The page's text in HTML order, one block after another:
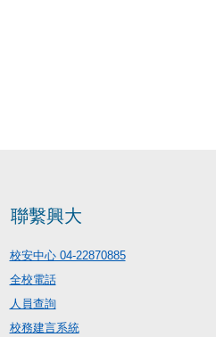
聯繫興大
校安中心 04-22870885
全校電話
人員查詢
校務建言系統